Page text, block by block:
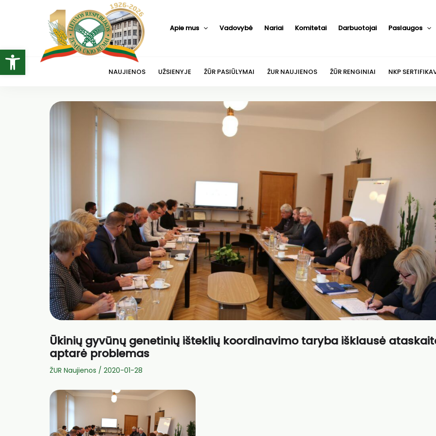
Open toolbar
Apie mus Vadovybė Nariai Komitetai Darbuotojai Paslaugos
NAUJIENOS UŽSIENYJE ŽŪR PASIŪLYMAI ŽUR NAUJIENOS ŽŪR RENGINIAI NKP
Ūkinių gyvūnų genetinių išteklių koordinavimo taryba išklausė
aptarė problemas
ŽUR Naujienos / 2020-01-28